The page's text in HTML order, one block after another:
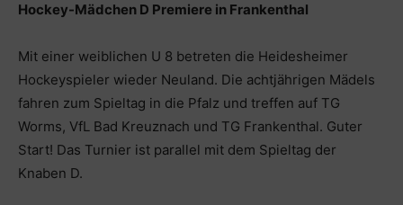
Hockey-Mädchen D Premiere in Frankenthal
Mit einer weiblichen U 8 betreten die Heidesheimer
Hockeyspieler wieder Neuland. Die achtjährigen Mädels
fahren zum Spieltag in die Pfalz und treffen auf TG
Worms, VfL Bad Kreuznach und TG Frankenthal. Guter
Start! Das Turnier ist parallel mit dem Spieltag der
Knaben D.